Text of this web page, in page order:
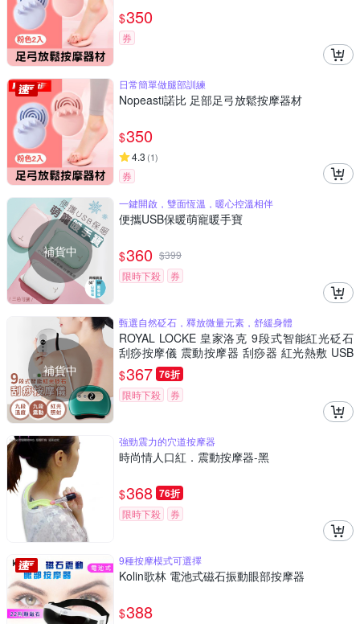
$350
券
日常簡單做腿部訓練
Nopeasti諾比 足部足弓放鬆按摩器材
$350
4.3 (1)
券
補貨中
一鍵開啟，雙面恆溫，暖心控溫相伴
便攜USB保暖萌寵暖手寶
$360 $399
限時下殺
券
補貨中
甄選自然砭石，釋放微量元素，舒緩身體
ROYAL LOCKE 皇家洛克 9段式智能紅光砭石
刮痧按摩儀 震動按摩器 刮痧器 紅光熱敷 USB
按摩板 刮痧板 身體按摩 臉部按摩
$367 76折
限時下殺 券
強勁震力的穴道按摩器
時尚情人口紅．震動按摩器-黑
$368 76折
限時下殺 券
9種按摩模式可選擇
Kolin歌林 電池式磁石振動眼部按摩器
$388